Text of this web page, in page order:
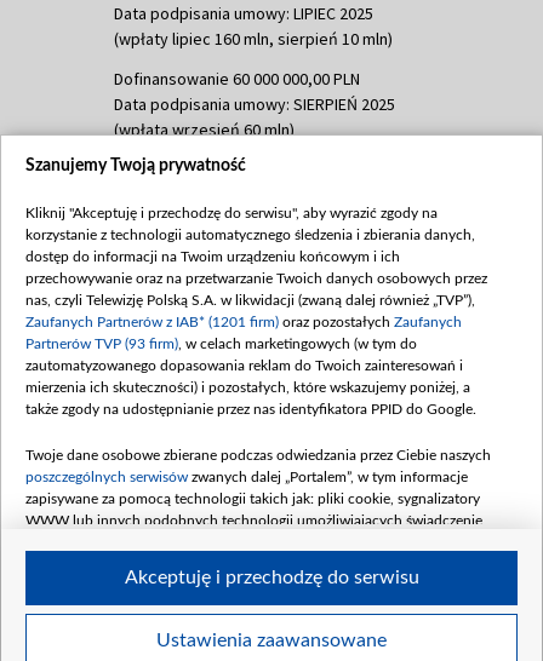
Data podpisania umowy: LIPIEC 2025
(wpłaty lipiec 160 mln, sierpień 10 mln)
Dofinansowanie 60 000 000,00 PLN
Data podpisania umowy: SIERPIEŃ 2025
(wpłata wrzesień 60 mln)
Dofinansowanie 635 783 051,21 PLN
(wpłata wrzesień 100 mln, październik 350
mln, listopad 265 mln)
Dofinansowanie 48 862 000,00 PLN
Data podpisania umowy: GRUDZIEŃ 2025
(wpłata grudzień 60,548 mln)
Dofinansowanie 900 000 000,00 PLN
Data podpisania umowy: LUTY 2026 (wpłata
kwiecień 180 mln, 7 maja 180 mln, 8
czerwca 90 mln)
Dofinansowanie 250 000 000,00 PLN
4 sierpnia 250 mln
Szanujemy Twoją prywatność
Kliknij "Akceptuję i przechodzę do serwisu", aby wyrazić zgody na
korzystanie z technologii automatycznego śledzenia i zbierania danych,
dostęp do informacji na Twoim urządzeniu końcowym i ich
przechowywanie oraz na przetwarzanie Twoich danych osobowych przez
nas, czyli Telewizję Polską S.A. w likwidacji (zwaną dalej również „TVP”),
Zaufanych Partnerów z IAB* (1201 firm) oraz pozostałych Zaufanych
Partnerów TVP (93 firm) , w celach marketingowych (w tym do
zautomatyzowanego dopasowania reklam do Twoich zainteresowań i
mierzenia ich skuteczności) i pozostałych, które wskazujemy poniżej, a
także zgody na udostępnianie przez nas identyfikatora PPID do Google.
Twoje dane osobowe zbierane podczas odwiedzania przez Ciebie naszych
poszczególnych serwisów zwanych dalej „Portalem”, w tym informacje
zapisywane za pomocą technologii takich jak: pliki cookie, sygnalizatory
WWW lub innych podobnych technologii umożliwiających świadczenie
Twoje dane osobowe zbierane podczas odwiedzania przez Ciebie
Ustawienia zaawansowane
Akceptuję i przechodzę do serwisu